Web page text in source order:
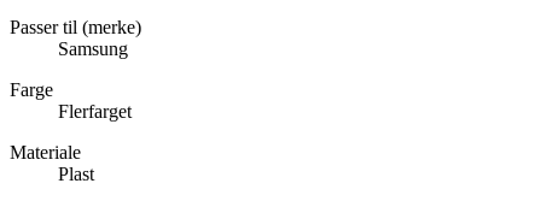
Passer til (merke)
Samsung
Farge
Flerfarget
Materiale
Plast